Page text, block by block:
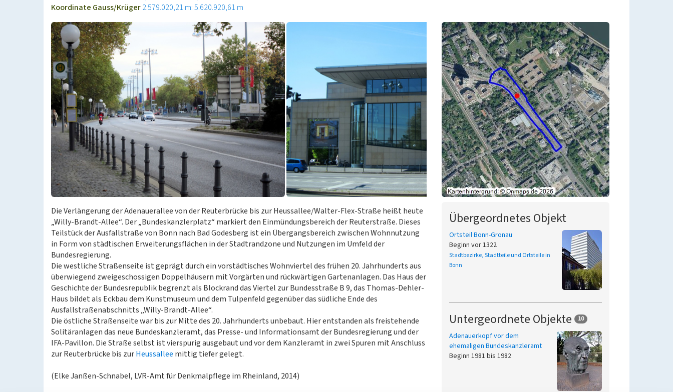
Koordinate Gauss/Krüger2.579.020,21 m: 5.620.920,61 m
Die Verlängerung der Adenauerallee von der Reuterbrücke bis zur Heussallee/Walter-Flex-Straße heißt heute
„Willy-Brandt-Allee“. Der „Bundeskanzlerplatz“ markiert den Einmündungsbereich der Reuterstraße. Dieses
Teilstück der Ausfallstraße von Bonn nach Bad Godesberg ist ein Übergangsbereich zwischen Wohnnutzung
in Form von städtischen Erweiterungsflächen in der Stadtrandzone und Nutzungen im Umfeld der
Bundesregierung.
Die westliche Straßenseite ist geprägt durch ein vorstädtisches Wohnviertel des frühen 20. Jahrhunderts aus
überwiegend zweigeschossigen Doppelhäusern mit Vorgärten und rückwärtigen Gartenanlagen. Das Haus der
Geschichte der Bundesrepublik begrenzt als Blockrand das Viertel zur Bundesstraße B 9, das Thomas-Dehler-
Haus bildet als Eckbau dem Kunstmuseum und dem Tulpenfeld gegenüber das südliche Ende des
Ausfallstraßenabschnitts „Willy-Brandt-Allee“.
Die östliche Straßenseite war bis zur Mitte des 20. Jahrhunderts unbebaut. Hier entstanden als freistehende
Solitäranlagen das neue Bundeskanzleramt, das Presse- und Informationsamt der Bundesregierung und der
IFA-Pavillon. Die Straße selbst ist vierspurig ausgebaut und vor dem Kanzleramt in zwei Spuren mit Anschluss
zur Reuterbrücke bis zurHeussallee mittig tiefer gelegt.
(Elke Janßen-Schnabel, LVR-Amt für Denkmalpflege im Rheinland, 2014)
Übergeordnetes Objekt
Ortsteil Bonn-Gronau
Beginn vor 1322
Stadtbezirke, Stadtteile und Ortsteile in
Bonn
Untergeordnete Objekte 10
Adenauerkopf vor dem
ehemaligen Bundeskanzleramt
Beginn 1981 bis 1982